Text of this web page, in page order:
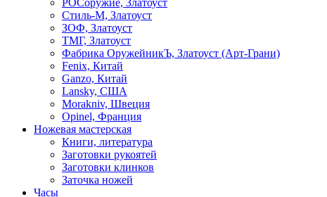
РОСоружие, Златоуст
Стиль-М, Златоуст
ЗОФ, Златоуст
ТМГ, Златоуст
Фабрика ОружейникЪ, Златоуст (Арт-Грани)
Fenix, Китай
Ganzo, Китай
Lansky, США
Morakniv, Швеция
Opinel, Франция
Ножевая мастерская
Книги, литература
Заготовки рукоятей
Заготовки клинков
Заточка ножей
Часы